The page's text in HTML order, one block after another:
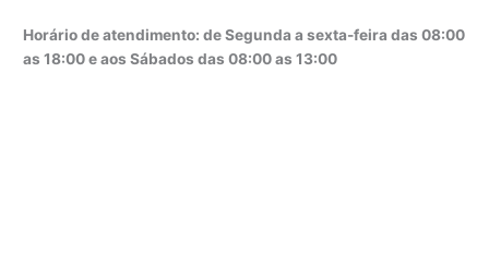
Horário de atendimento: de Segunda a sexta-feira das 08:00
as 18:00 e aos Sábados das 08:00 as 13:00